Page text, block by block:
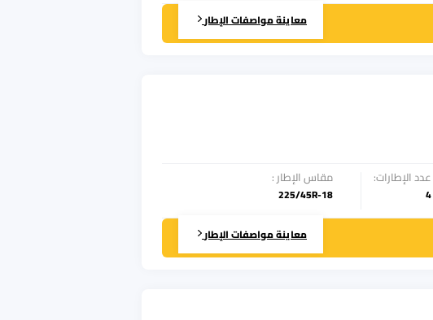
معاينة مواصفات الإطار
عدد الإطارات:
4
مقاس الإطار :
225/45R-18
معاينة مواصفات الإطار